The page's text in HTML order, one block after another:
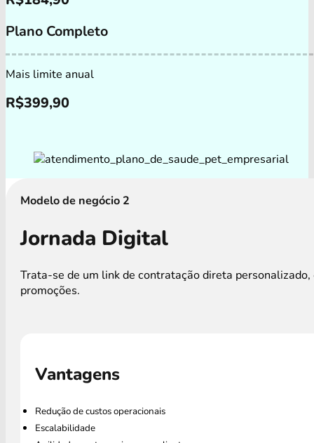
Plano Completo
Mais limite anual
R$399,90
Modelo de negócio 2
Jornada Digital
Trata-se de um link de contratação direta
promoções.
Vantagens
Redução de custos operacionais
Escalabilidade